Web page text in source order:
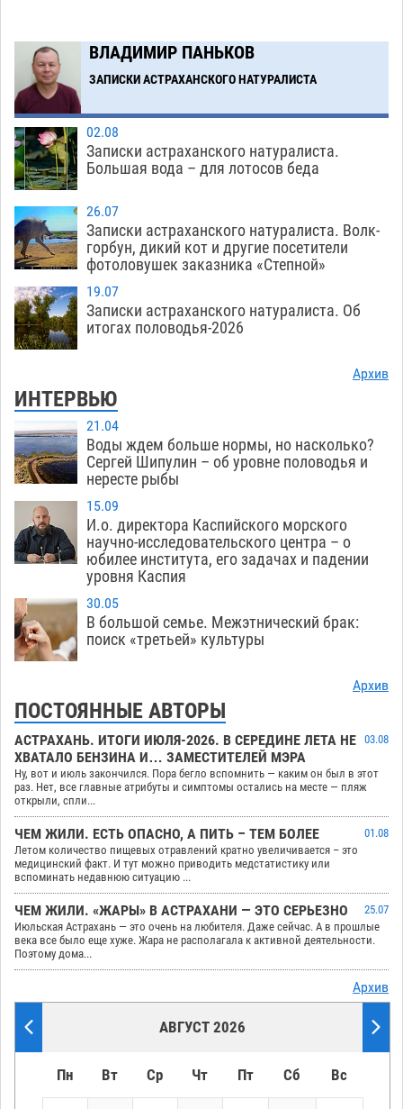
Загрузить еще
ВЛАДИМИР ПАНЬКОВ
ЗАПИСКИ АСТРАХАНСКОГО НАТУРАЛИСТА
02.08
Записки астраханского натуралиста.
Большая вода – для лотосов беда
26.07
Записки астраханского натуралиста. Волк-
горбун, дикий кот и другие посетители
фотоловушек заказника «Степной»
19.07
Записки астраханского натуралиста. Об
итогах половодья-2026
Архив
ИНТЕРВЬЮ
21.04
Воды ждем больше нормы, но насколько?
Сергей Шипулин – об уровне половодья и
нересте рыбы
15.09
И.о. директора Каспийского морского
научно-исследовательского центра – о
юбилее института, его задачах и падении
уровня Каспия
30.05
В большой семье. Межэтнический брак:
поиск «третьей» культуры
Архив
ПОСТОЯННЫЕ АВТОРЫ
АСТРАХАНЬ. ИТОГИ ИЮЛЯ-2026. В СЕРЕДИНЕ ЛЕТА НЕ
ХВАТАЛО БЕНЗИНА И… ЗАМЕСТИТЕЛЕЙ МЭРА
03.08
Ну, вот и июль закончился. Пора бегло вспомнить — каким он был в этот
раз. Нет, все главные атрибуты и симптомы остались на месте — пляж
открыли, спли...
ЧЕМ ЖИЛИ. ЕСТЬ ОПАСНО, А ПИТЬ – ТЕМ БОЛЕЕ
01.08
Летом количество пищевых отравлений кратно увеличивается – это
медицинский факт. И тут можно приводить медстатистику или
вспоминать недавнюю ситуацию ...
ЧЕМ ЖИЛИ. «ЖАРЫ» В АСТРАХАНИ — ЭТО СЕРЬЕЗНО
25.07
Июльская Астрахань — это очень на любителя. Даже сейчас. А в прошлые
века все было еще хуже. Жара не располагала к активной деятельности.
Поэтому дома...
Архив
АВГУСТ 2026
Пн Вт Ср Чт Пт Сб Вс